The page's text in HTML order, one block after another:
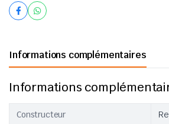
Informations complémentaires
Informations
Constructeur